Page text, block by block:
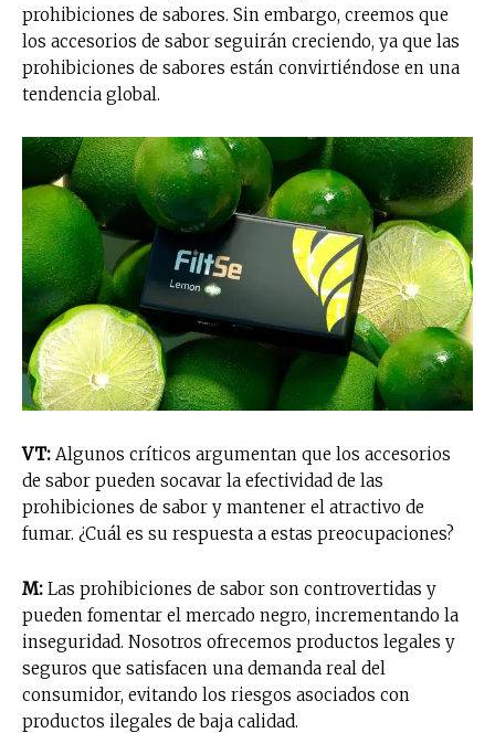
prohibiciones de sabores. Sin embargo, creemos que
los accesorios de sabor seguirán creciendo, ya que las
prohibiciones de sabores están convirtiéndose en una
tendencia global.
VT: Algunos críticos argumentan que los accesorios
de sabor pueden socavar la efectividad de las
prohibiciones de sabor y mantener el atractivo de
fumar. ¿Cuál es su respuesta a estas preocupaciones?
M: Las prohibiciones de sabor son controvertidas y
pueden fomentar el mercado negro, incrementando la
inseguridad. Nosotros ofrecemos productos legales y
seguros que satisfacen una demanda real del
consumidor, evitando los riesgos asociados con
productos ilegales de baja calidad.